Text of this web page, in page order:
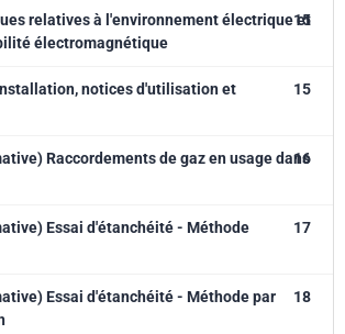
relatives à l'environnement électrique et
électromagnétique
15
notices d'utilisation et
15
Raccordements de gaz en usage dans
16
Essai d'étanchéité - Méthode
17
Essai d'étanchéité - Méthode par
18